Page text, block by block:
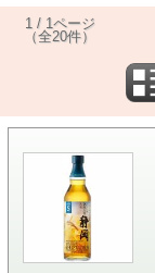
1 / 1ページ
（全20件）